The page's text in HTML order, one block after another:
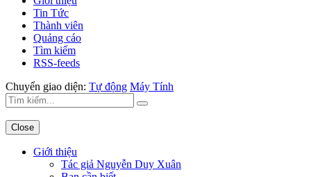
Tin Tức
Thành viên
Quảng cáo
Tìm kiếm
RSS-feeds
Chuyển giao diện: Tự động Máy Tính
Close
Giới thiệu
Tác giả Nguyễn Duy Xuân